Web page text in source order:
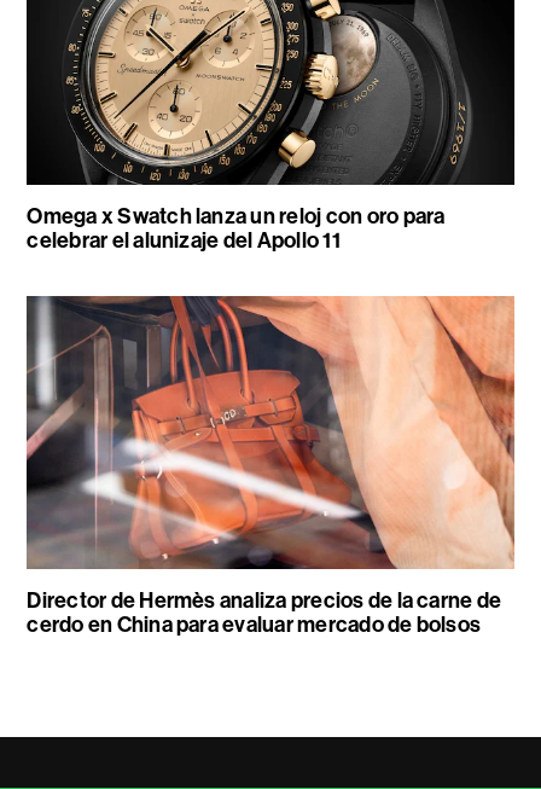
Omega x Swatch lanza un reloj con oro para
celebrar el alunizaje del Apollo 11
Director de Hermès analiza precios de la carne de
cerdo en China para evaluar mercado de bolsos